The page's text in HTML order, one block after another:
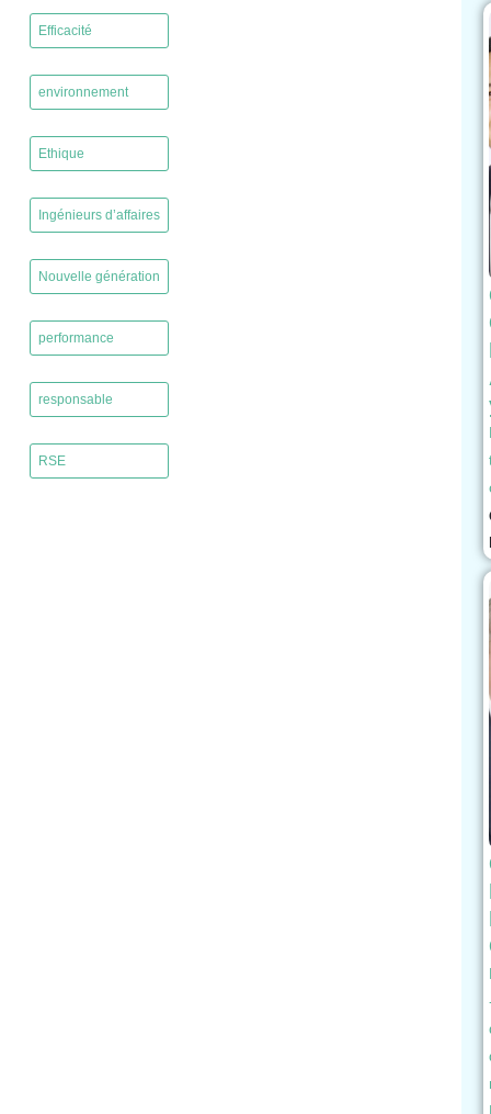
Efficacité
environnement
Ethique
Ingénieurs d’affaires
Nouvelle génération
performance
responsable
RSE